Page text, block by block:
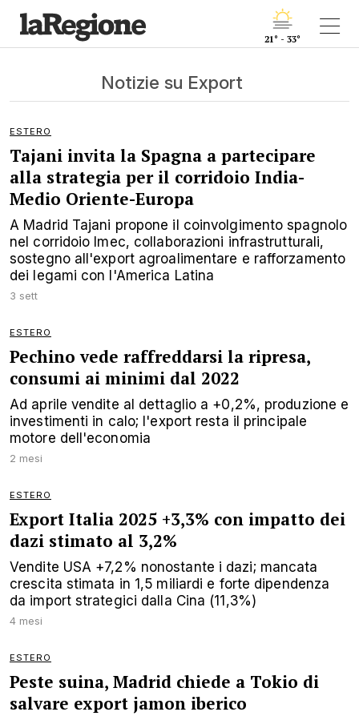
21° - 33°
Notizie su Export
ESTERO
Tajani invita la Spagna a partecipare
alla strategia per il corridoio India-
Medio Oriente-Europa
A Madrid Tajani propone il coinvolgimento spagnolo
nel corridoio Imec, collaborazioni infrastrutturali,
sostegno all'export agroalimentare e rafforzamento
dei legami con l'America Latina
3 sett
ESTERO
Pechino vede raffreddarsi la ripresa,
consumi ai minimi dal 2022
Ad aprile vendite al dettaglio a +0,2%, produzione e
investimenti in calo; l'export resta il principale
motore dell'economia
2 mesi
ESTERO
Export Italia 2025 +3,3% con impatto dei
dazi stimato al 3,2%
Vendite USA +7,2% nonostante i dazi; mancata
crescita stimata in 1,5 miliardi e forte dipendenza
da import strategici dalla Cina (11,3%)
4 mesi
ESTERO
Peste suina, Madrid chiede a Tokio di
salvare export jamon iberico